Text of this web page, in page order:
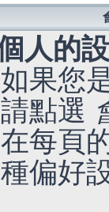
人的
果您
點選
每頁
偏好